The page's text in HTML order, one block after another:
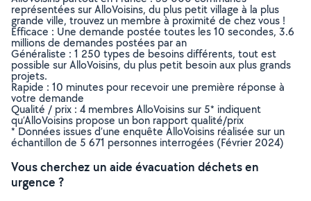
représentées sur AlloVoisins, du plus petit village à la plus
grande ville, trouvez un membre à proximité de chez vous !
Efficace : Une demande postée toutes les 10 secondes, 3.6
millions de demandes postées par an
Généraliste : 1 250 types de besoins différents, tout est
possible sur AlloVoisins, du plus petit besoin aux plus grands
projets.
Rapide : 10 minutes pour recevoir une première réponse à
votre demande
Qualité / prix : 4 membres AlloVoisins sur 5* indiquent
qu’AlloVoisins propose un bon rapport qualité/prix
* Données issues d’une enquête AlloVoisins réalisée sur un
échantillon de 5 671 personnes interrogées (Février 2024)
Vous cherchez un aide évacuation déchets en
urgence ?